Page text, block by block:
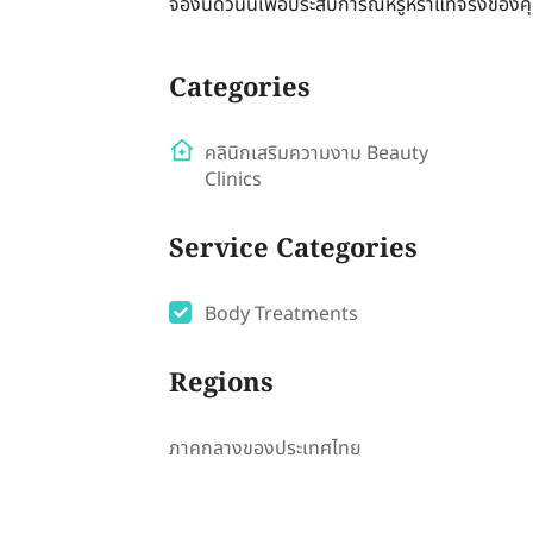
Categories
คลินิกเสริมความงาม Beauty
Clinics
Service Categories
Body Treatments
Regions
ภาคกลางของประเทศไทย